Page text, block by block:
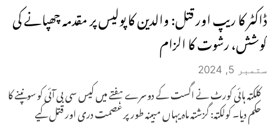
ڈاکٹر کا ریپ اور قتل: والدین کا پولیس پر مقدمہ چھپانے کی
کوشش، رشوت کا الزام
ستمبر 5, 2024
کلکتہ ہائی کورٹ نے اگست کے دوسرے ہفتے میں کیس سی بی آئی کو سونپنے کا
حکم دیا۔ کولکتہ: گزشتہ ماہ یہاں مبینہ طور پر عصمت دری اور قتل کیے